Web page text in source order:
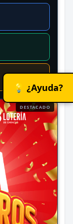
DESTACADO
💡 ¿Ayuda?